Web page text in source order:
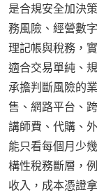
是合規安全加決
務風險、經營數
理記帳與稅務，
適合交易單純、
承擔判斷風險的
售、網路平台、
講師費、代購、
能只看每個月少
構性稅務斷層，
收入，成本憑證